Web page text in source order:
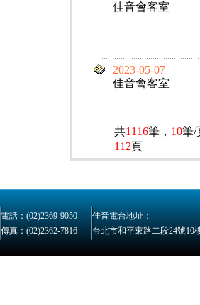
佳音會客室
2023-05-07
佳音會客室
共1116筆， 10筆/
112頁
電話：(02)2369-9050
佳音電台地址：
傳真：(02)2362-7816
台北市和平東路二段24號10